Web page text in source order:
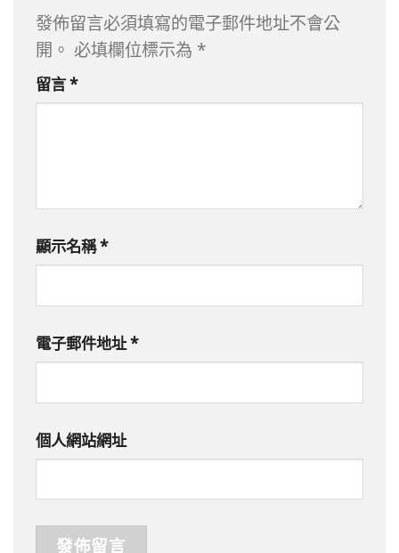
發佈留言必須填寫的電子郵件地址不會公
開。 必填欄位標示為 *
留言*
顯示名稱*
電子郵件地址*
個人網站網址